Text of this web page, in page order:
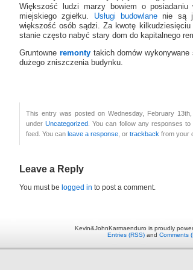
Większość ludzi marzy bowiem o posiadaniu
miejskiego zgiełku. Usługi budowlanenie są
większość osób sądzi. Za kwotę
stanie często nabyć stary dom do kapitalnego
Gruntowne remontytakich domów wykonywane
dużego zniszczenia budynku.
This entry was posted on Wednesday, February
underUncategorized . You can follow any responses
feed. You can leave a response , or trackback from your
Leave a Reply
You must be logged in to post a comment.
Kevin&JohnKarmaenduro is proudly
Entries (RSS) and Comments